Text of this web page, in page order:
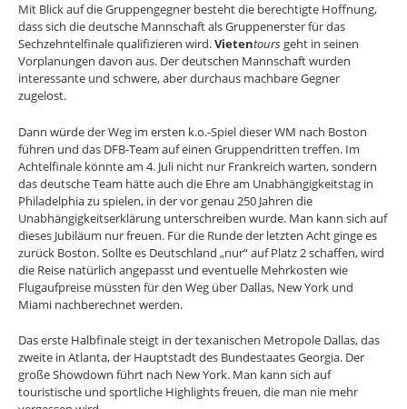
Mit Blick auf die Gruppengegner besteht die berechtigte Hoffnung,
dass sich die deutsche Mannschaft als Gruppenerster für das
Sechzehntelfinale qualifizieren wird.Vietentoursgeht in seinen
Vorplanungen davon aus. Der deutschen Mannschaft wurden
interessante und schwere, aber durchaus machbare Gegner
zugelost.
Dann würde der Weg im ersten k.o.-Spiel dieser WM nach Boston
führen und das DFB-Team auf einen Gruppendritten treffen. Im
Achtelfinale könnte am 4. Juli nicht nur Frankreich warten, sondern
das deutsche Team hätte auch die Ehre am Unabhängigkeitstag in
Philadelphia zu spielen, in der vor genau 250 Jahren die
Unabhängigkeitserklärung unterschreiben wurde. Man kann sich auf
dieses Jubiläum nur freuen. Für die Runde der letzten Acht ginge es
zurück Boston. Sollte es Deutschland „nur“ auf Platz 2 schaffen, wird
die Reise natürlich angepasst und eventuelle Mehrkosten wie
Flugaufpreise müssten für den Weg über Dallas, New York und
Miami nachberechnet werden.
Das erste Halbfinale steigt in der texanischen Metropole Dallas, das
zweite in Atlanta, der Hauptstadt des Bundestaates Georgia. Der
große Showdown führt nach New York. Man kann sich auf
touristische und sportliche Highlights freuen, die man nie mehr